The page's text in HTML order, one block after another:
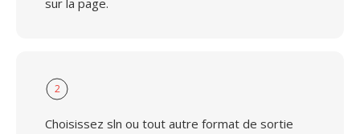
sur la page.
2
Choisissez sln ou tout autre format de sortie